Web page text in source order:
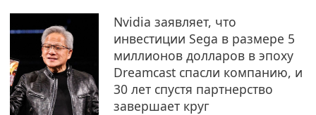
Nvidia заявляет, что
инвестиции Sega в размере 5
миллионов долларов в эпоху
Dreamcast спасли компанию, и
30 лет спустя партнерство
завершает круг